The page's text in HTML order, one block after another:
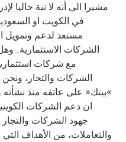
مشيرا الى أنه لا نية حاليا
في الكويت او
مستعد لدعم وتمويل
الشركات الاستثمارية..
مع شركات
الشركات والتجار،
»بيتك« على عاتقه منذ نشأته
ان دعم الشركات
جهود الشركات
والتعاملات، من الأهداف